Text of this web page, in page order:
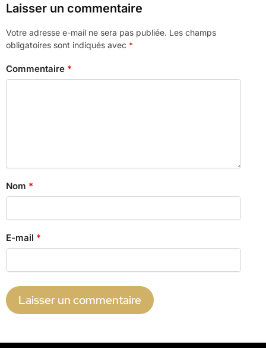
Laisser un commentaire
Votre adresse e-mail ne sera pas publiée. Les champs
obligatoires sont indiqués avec *
Commentaire *
Nom *
E-mail *